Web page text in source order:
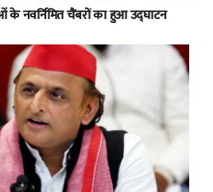
नवर्निमित चैंबरों का हुआ उद्घाटन